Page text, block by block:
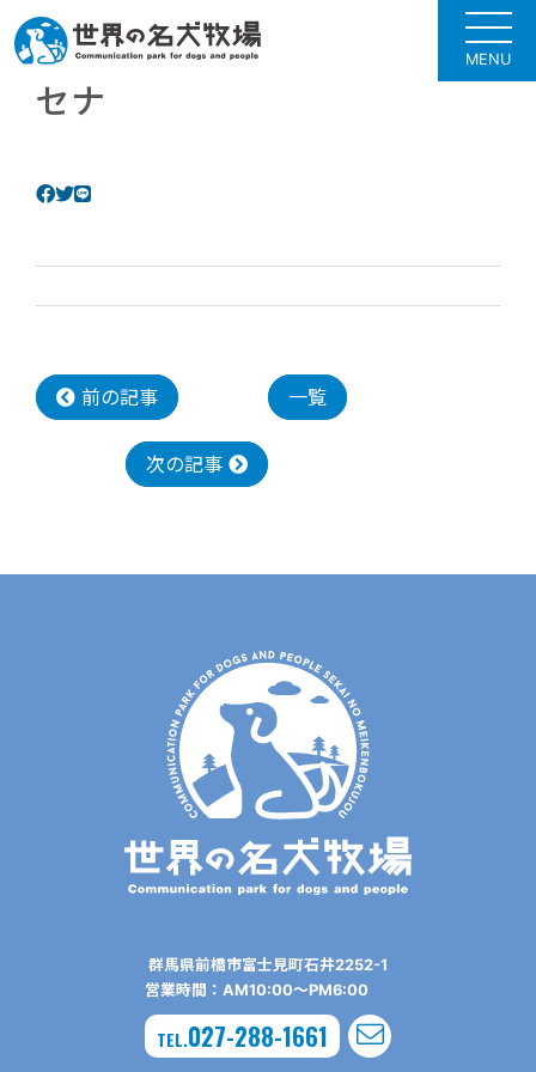
MENU
セナ
前の記事 一覧
次の記事
群⾺県前橋市富⼠⾒町⽯井2252-1
営業時間：AM10:00〜PM6:00
TEL.027-288-1661